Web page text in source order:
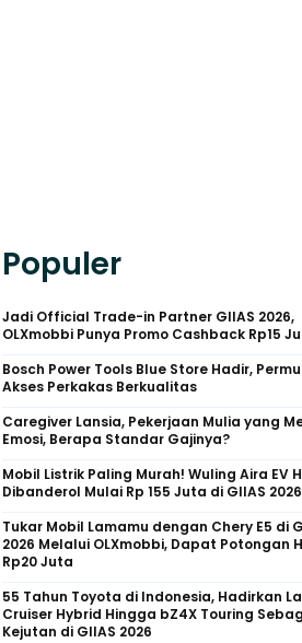
Populer
Jadi Official Trade-in Partner GIIAS 2026,
OLXmobbi Punya Promo Cashback Rp15
Bosch Power Tools Blue Store Hadir,
Akses Perkakas Berkualitas
Caregiver Lansia, Pekerjaan Mulia yang
Emosi, Berapa Standar Gajinya?
Mobil Listrik Paling Murah! Wuling Aira EV
Dibanderol Mulai Rp 155 Juta di GIIAS 2026
Tukar Mobil Lamamu dengan Chery E5 di
2026 Melalui OLXmobbi, Dapat Potongan
Rp20 Juta
55 Tahun Toyota di Indonesia, Hadirkan
Cruiser Hybrid Hingga bZ4X Touring
Kejutan di GIIAS 2026